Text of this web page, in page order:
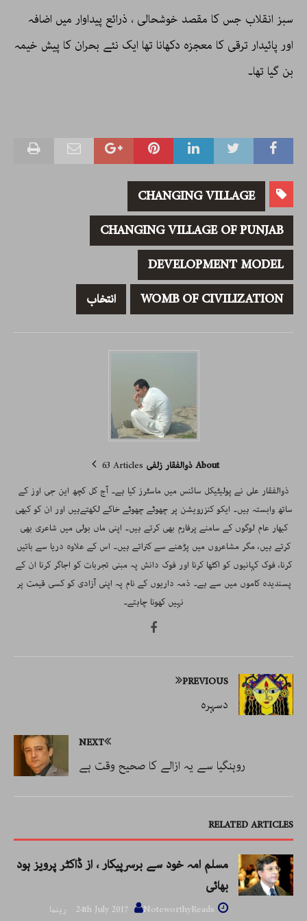
سبز انقلاب جس کا مقصد خوشحالی ، ذرائع پیداوار میں اضافہ
اور پائیدار ترقی کا معجزہ دکھانا تھا ایک نئے بحران کا پیش خیمہ
بن گیا تھا۔
CHANGING VILLAGE
CHANGING VILLAGE OF PUNJAB
DEVELOPMENT MODEL
WOMB OF CIVILIZATION
انتخاب
About ذوالفقار زلفی
63 Articles
ذوالفقار علی نے پولیٹیکل سائنس میں ماسٹرز کیا ہے۔ آج کل کچھ این جی اوز کے
ساتھ وابستہ ہیں۔ ایکو کنزرویشن پر چھوٹے چھوٹے خاکے لکھتےہیں اور ان کو کبھی
کبھار عام لوگوں کے سامنے پرفارم بھی کرتے ہیں۔ اپنی ماں بولی میں شاعری بھی
کرتے ہیں، مگر مشاعروں میں پڑھنے سے کتراتے ہیں۔ اس کے علاوہ دریا سے باتیں
کرنا، فوک کہانیوں کو اکٹھا کرنا اور فوک دانش پہ مبنی تجربات کو اجاگر کرنا ان کے
پسندیدہ کاموں میں سے ہے۔ ذمہ داریوں کے نام پہ اپنی آزادی کو کسی قیمت پر
نہیں کھونا چاہتے۔
PREVIOUS
دسہرہ
NEXT
روہنگیا سے یہ ازالے کا صحیح وقت ہے
RELATED ARTICLES
مسلم امہ خود سے برسرپیکار ، از ڈاکٹر پرویز ہود
بھائی
24th July 2017
NoteworthyReads رہنما